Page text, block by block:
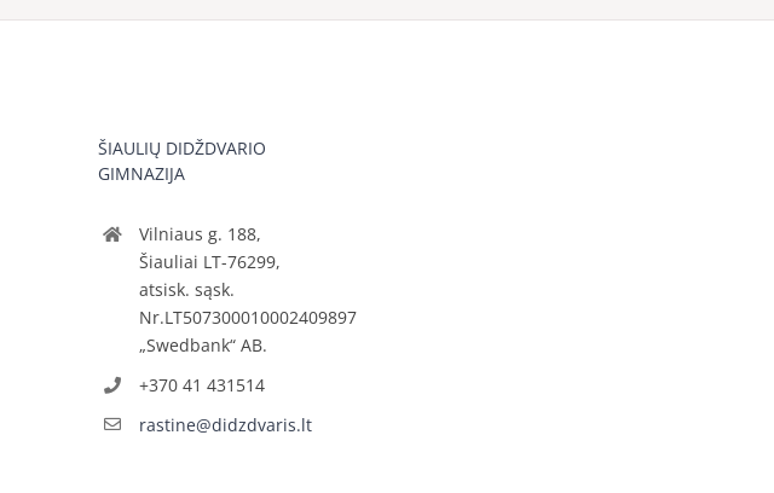
ŠIAULIŲ DIDŽDVARIO
GIMNAZIJA
Vilniaus g. 188,
Šiauliai LT-76299,
atsisk. sąsk.
Nr.LT507300010002409897
„Swedbank“ AB.
+370 41 431514
rastine@didzdvaris.lt